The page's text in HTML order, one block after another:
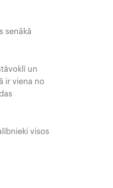
senākā
un
ir viena no
visos